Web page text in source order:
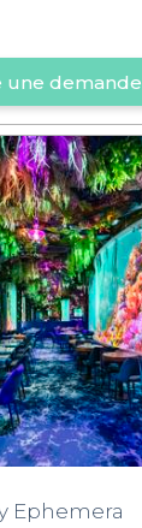
une demande
Ephemera